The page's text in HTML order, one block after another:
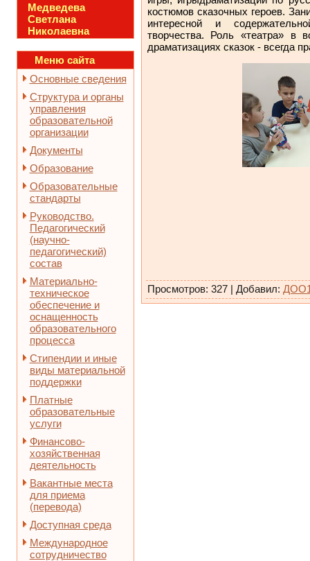
Медведева
Светлана
Николаевна
Меню сайта
Основные сведения
Структура и органы
управления
образовательной
организации
Документы
Образование
Образовательные
стандарты
Руководство.
Педагогический
(научно-
педагогический)
состав
Материально-
техническое
обеспечение и
оснащенность
образовательного
процесса
Стипендии и иные
виды материальной
поддержки
Платные
образовательные
услуги
Финансово-
хозяйственная
деятельность
Вакантные места
для приема
(перевода)
Доступная среда
Международное
сотрудничество
костюмов сказочных героев.
интересной и
творчества. Роль «театра»в
драматизациях сказок - всегда
Просмотров: 327| Добавил: